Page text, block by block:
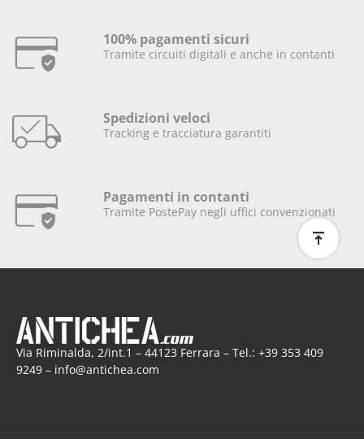
100% pagamenti sicuri
Tramite circuiti digitali e anche in contanti
Spedizioni veloci
Tracking e tracciatura garantiti
Pagamenti in contanti
Tramite PostePay negli uffici convenzionati
Via Riminalda, 2/int.1 – 44123 Ferrara – Tel.: +39 353 409
9249 – info@antichea.com